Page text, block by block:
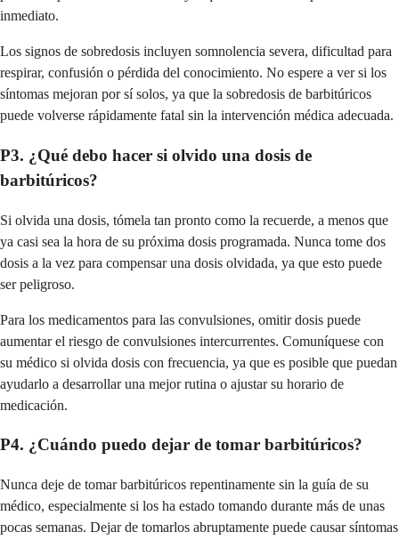
inmediato.
Los signos de sobredosis incluyen somnolencia severa, dificultad para
respirar, confusión o pérdida del conocimiento. No espere a ver si los
síntomas mejoran por sí solos, ya que la sobredosis de barbitúricos
puede volverse rápidamente fatal sin la intervención médica adecuada.
P3. ¿Qué debo hacer si olvido una dosis de
barbitúricos?
Si olvida una dosis, tómela tan pronto como la recuerde, a menos que
ya casi sea la hora de su próxima dosis programada. Nunca tome dos
dosis a la vez para compensar una dosis olvidada, ya que esto puede
ser peligroso.
Para los medicamentos para las convulsiones, omitir dosis puede
aumentar el riesgo de convulsiones intercurrentes. Comuníquese con
su médico si olvida dosis con frecuencia, ya que es posible que puedan
ayudarlo a desarrollar una mejor rutina o ajustar su horario de
medicación.
P4. ¿Cuándo puedo dejar de tomar barbitúricos?
Nunca deje de tomar barbitúricos repentinamente sin la guía de su
médico, especialmente si los ha estado tomando durante más de unas
pocas semanas. Dejar de tomarlos abruptamente puede causar síntomas